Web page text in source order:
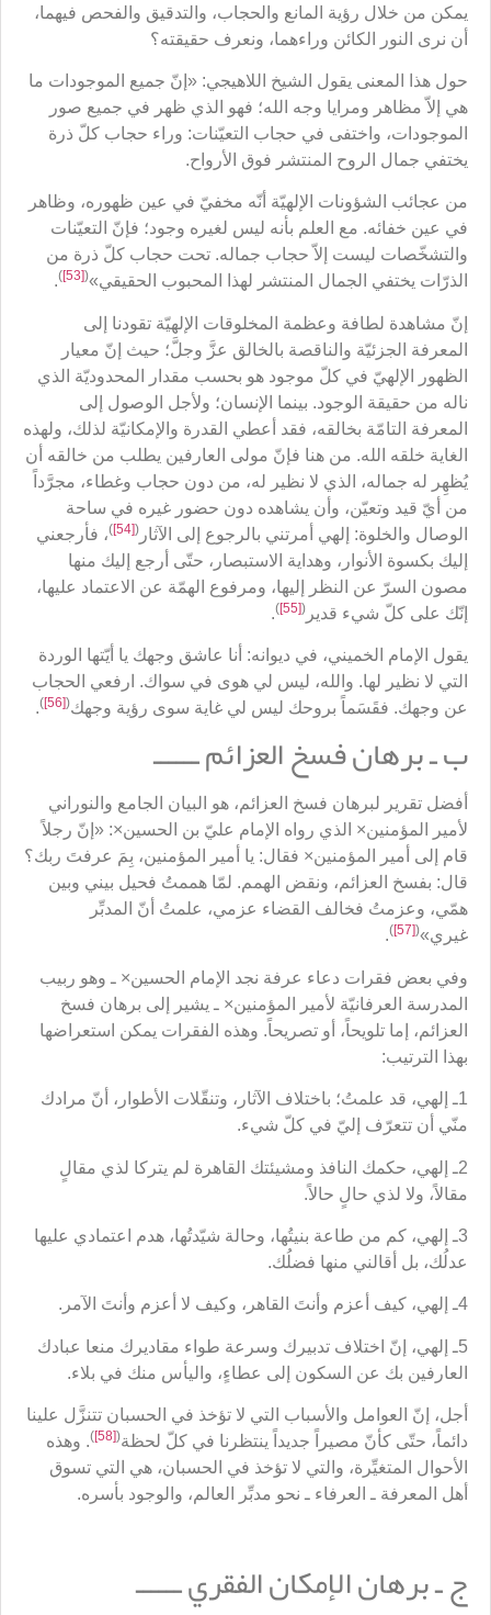
يمكن من خلال رؤية المانع والحجاب، والتدقيق والفحص فيهما،
أن نرى النور الكائن وراءهما، ونعرف حقيقته؟
حول هذا المعنى يقول الشيخ اللاهيجي: «إنّ جميع الموجودات ما
هي إلاّ مظاهر ومرايا وجه الله؛ فهو الذي ظهر في جميع صور
الموجودات، واختفى في حجاب التعيّنات: وراء حجاب كلّ ذرة
يختفي جمال الروح المنتشر فوق الأرواح.
من عجائب الشؤونات الإلهيّة أنّه مخفيّ في عين ظهوره، وظاهر
في عين خفائه. مع العلم بأنه ليس لغيره وجود؛ فإنّ التعيّنات
والتشخّصات ليست إلاّ حجاب جماله. تحت حجاب كلّ ذرة من
الذرّات يختفي الجمال المنتشر لهذا المحبوب الحقيقي»(
[53]
)
.
إنّ مشاهدة لطافة وعظمة المخلوقات الإلهيّة تقودنا إلى
المعرفة الجزئيّة والناقصة بالخالق عزَّ وجلَّ؛ حيث إنّ معيار
الظهور الإلهيّ في كلّ موجود هو بحسب مقدار المحدوديّة الذي
ناله من حقيقة الوجود. بينما الإنسان؛ ولأجل الوصول إلى
المعرفة التامّة بخالقه، فقد أعطي القدرة والإمكانيّة لذلك، ولهذه
الغاية خلقه الله. من هنا فإنّ مولى العارفين يطلب من خالقه أن
يُظهِر له جماله، الذي لا نظير له، من دون حجاب وغطاء، مجرَّداً
من أيّ قيد وتعيّن، وأن يشاهده دون حضور غيره في ساحة
الوصال والخلوة: إلهي أمرتني بالرجوع إلى الآثار (
[54]
)، فأرجعني
إليك بكسوة الأنوار، وهداية الاستبصار، حتّى أرجع إليك منها
مصون السرّ عن النظر إليها، ومرفوع الهمّة عن الاعتماد عليها،
إنّك على كلّ شيء قدير (
[55]
)
.
يقول الإمام الخميني، في ديوانه: أنا عاشق وجهك يا أيّتها الوردة
التي لا نظير لها. والله، ليس لي هوى في سواك. ارفعي الحجاب
عن وجهك. فقَسَماً بروحك ليس لي غاية سوى رؤية وجهك(
[56]
)
.
ب ـ برهان فسخ العزائم ــــــ
أفضل تقرير لبرهان فسخ العزائم، هو البيان الجامع والنوراني
لأمير المؤمنين× الذي رواه الإمام عليّ بن الحسين×: «إنّ رجلاً
قام إلى أمير المؤمنين× فقال: يا أمير المؤمنين، بِمَ عرفتَ ربك؟
قال: بفسخ العزائم، ونقض الهمم. لمّا هممتُ فحيل بيني وبين
همّي، وعزمتُ فخالف القضاء عزمي، علمتُ أنّ المدبِّر
غيري»(
[57]
)
.
وفي بعض فقرات دعاء عرفة نجد الإمام الحسين× ـ وهو ربيب
المدرسة العرفانيّة لأمير المؤمنين× ـ يشير إلى برهان فسخ
العزائم، إما تلويحاً، أو تصريحاً. وهذه الفقرات يمكن استعراضها
بهذا الترتيب:
1ـ إلهي، قد علمتُ؛ باختلاف الآثار، وتنقّلات الأطوار، أنّ مرادك
منّي أن تتعرّف إليّ في كلّ شيء.
2ـ إلهي، حكمك النافذ ومشيئتك القاهرة لم يتركا لذي مقالٍ
مقالاً، ولا لذي حالٍ حالاً.
3ـ إلهي، كم من طاعة بنيتُها، وحالة شيّدتُها، هدم اعتمادي عليها
عدلُك، بل أقالني منها فضلُك.
4ـ إلهي، كيف أعزم وأنتَ القاهر، وكيف لا أعزم وأنتَ الآمر.
5ـ إلهي، إنّ اختلاف تدبيرك وسرعة طواء مقاديرك منعا عبادك
العارفين بك عن السكون إلى عطاءٍ، واليأس منك في بلاء.
أجل، إنّ العوامل والأسباب التي لا تؤخذ في الحسبان تتنزَّل علينا
دائماً، حتّى كأنّ مصيراً جديداً ينتظرنا في كلّ لحظة(
[58]
). وهذه
الأحوال المتغيِّرة، والتي لا تؤخذ في الحسبان، هي التي تسوق
أهل المعرفة ـ العرفاء ـ نحو مدبِّر العالم، والوجود بأسره.
ج ـ برهان الإمكان الفقري ــــــ